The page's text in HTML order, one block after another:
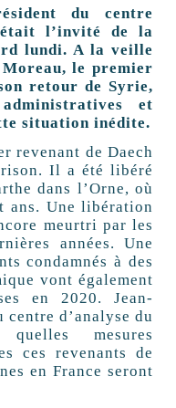
du centre
l’invité de la
lundi. A la veille
le premier
retour de Syrie,
et
situation inédite.
revenant de Daech
Il a été libéré
dans l’Orne, où
ans. Une libération
meurtri par les
années. Une
condamnés à des
vont également
en 2020. Jean-
d’analyse du
mesures
ces revenants de
en France seront